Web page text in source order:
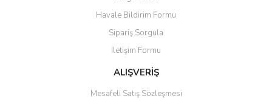
Ürün açıklamasında eksik bilgiler bulunuyor.
Ürün bilgilerinde hatalar bulunuyor.
Ürün fiyatı diğer sitelerden daha pahalı.
Bu ürüne benzer farklı alternatifler olmalı.
Havale Bildirim Formu
Sipariş Sorgula
İletişim Formu
ALIŞVERİŞ
Mesafeli Satış Sözleşmesi